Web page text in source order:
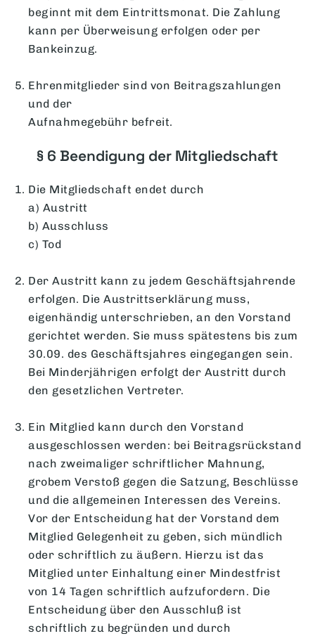
beginnt mit dem Eintrittsmonat. Die Zahlung
kann per Überweisung erfolgen oder per
Bankeinzug.
Ehrenmitglieder sind von Beitragszahlungen
und der
Aufnahmegebühr befreit.
§ 6 Beendigung der Mitgliedschaft
Die Mitgliedschaft endet durch
a) Austritt
b) Ausschluss
c) Tod
Der Austritt kann zu jedem Geschäftsjahrende
erfolgen. Die Austrittserklärung muss,
eigenhändig unterschrieben, an den Vorstand
gerichtet werden. Sie muss spätestens bis zum
30.09. des Geschäftsjahres eingegangen sein.
Bei Minderjährigen erfolgt der Austritt durch
den gesetzlichen Vertreter.
Ein Mitglied kann durch den Vorstand
ausgeschlossen werden: bei Beitragsrückstand
nach zweimaliger schriftlicher Mahnung,
grobem Verstoß gegen die Satzung, Beschlüsse
und die allgemeinen Interessen des Vereins.
Vor der Entscheidung hat der Vorstand dem
Mitglied Gelegenheit zu geben, sich mündlich
oder schriftlich zu äußern. Hierzu ist das
Mitglied unter Einhaltung einer Mindestfrist
von 14 Tagen schriftlich aufzufordern. Die
Entscheidung über den Ausschluß ist
schriftlich zu begründen und durch